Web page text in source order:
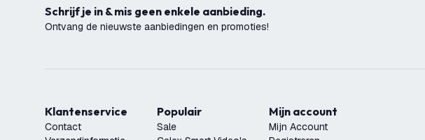
Schrijf je in & mis geen enkele aanbieding.
Ontvang de nieuwste aanbiedingen en promoties!
Klantenservice
Contact
Populair
Sale
Mijn account
Mijn Account